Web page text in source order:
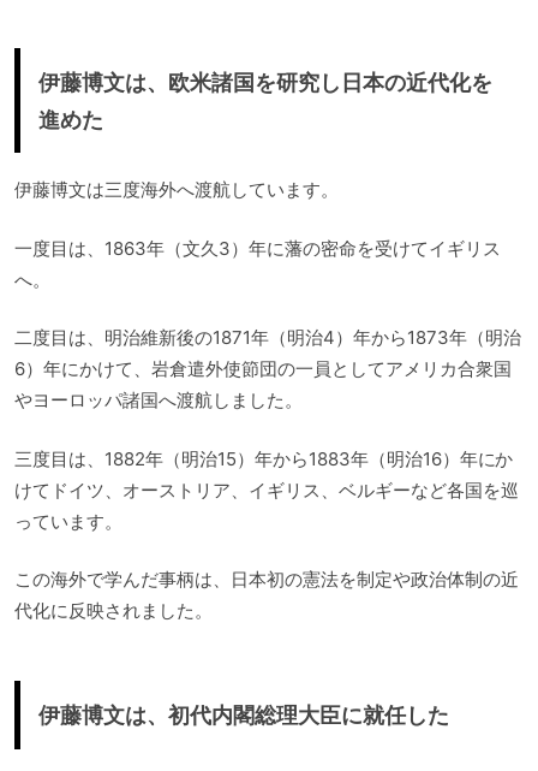
伊藤博文は、欧米諸国を研究し日本の近代化を
進めた
伊藤博文は三度海外へ渡航しています。
一度目は、1863年（文久3）年に藩の密命を受けてイギリス
へ。
二度目は、明治維新後の1871年（明治4）年から1873年（明治
6）年にかけて、岩倉遣外使節団の一員としてアメリカ合衆国
やヨーロッパ諸国へ渡航しました。
三度目は、1882年（明治15）年から1883年（明治16）年にか
けてドイツ、オーストリア、イギリス、ベルギーなど各国を巡
っています。
この海外で学んだ事柄は、日本初の憲法を制定や政治体制の近
代化に反映されました。
伊藤博文は、初代内閣総理大臣に就任した